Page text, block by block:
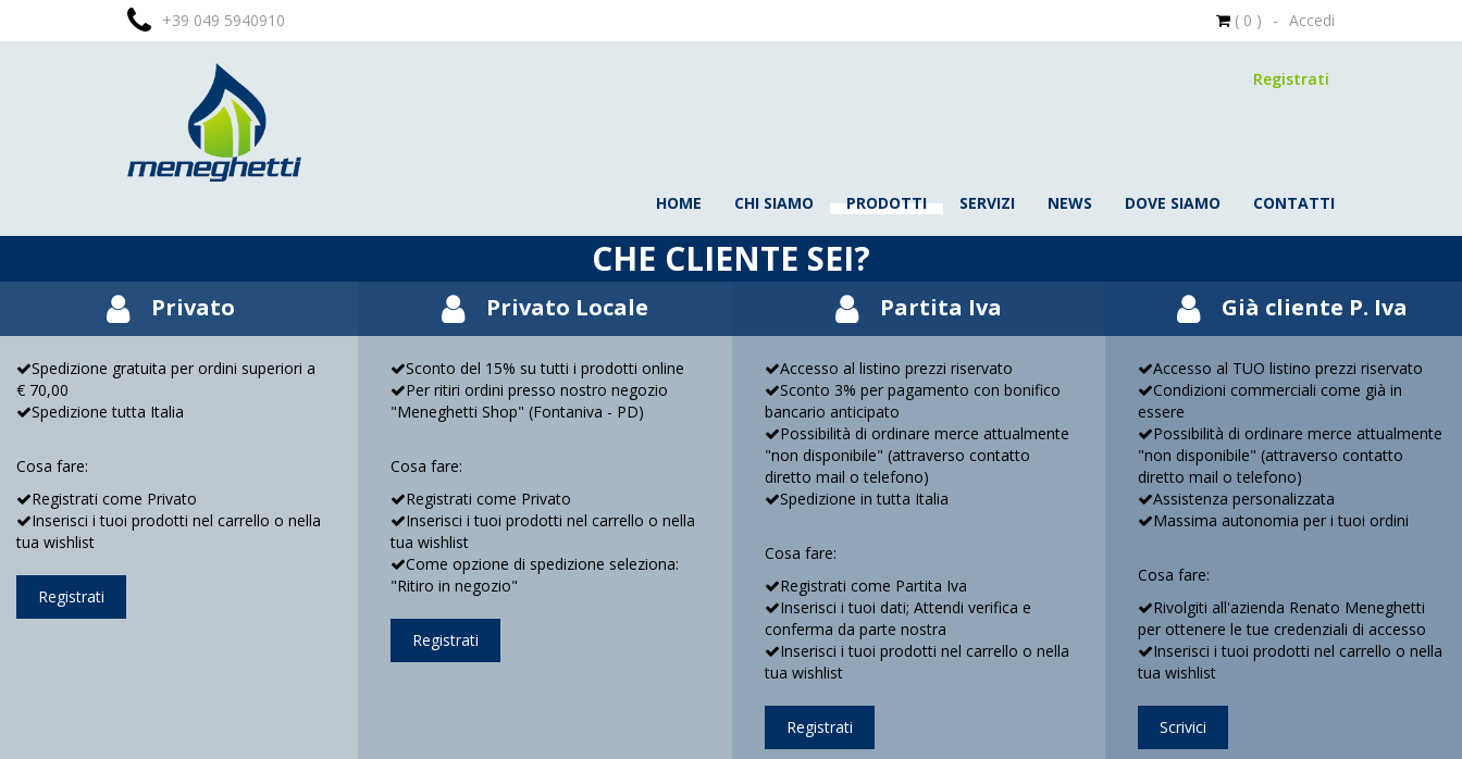
+39 049 5940910 ( 0 ) - Accedi
Registrati
HOME CHI SIAMO PRODOTTI SERVIZI NEWS DOVE SIAMO CONTATTI
CHE CLIENTE SEI?
Privato
Spedizione gratuita per ordini superiori a
€ 70,00
Spedizione tutta Italia
Cosa fare:
Registrati come Privato
Inserisci i tuoi prodotti nel carrello o nella
tua wishlist
Registrati
Privato Locale
Sconto del 15% su tutti i prodotti online
Per ritiri ordini presso nostro negozio
"Meneghetti Shop" (Fontaniva - PD)
Cosa fare:
Registrati come Privato
Inserisci i tuoi prodotti nel carrello o nella
tua wishlist
Come opzione di spedizione seleziona:
"Ritiro in negozio"
Registrati
Partita Iva
Accesso al listino prezzi riservato
Sconto 3% per pagamento con bonifico
bancario anticipato
Possibilità di ordinare merce attualmente
"non disponibile" (attraverso contatto
diretto mail o telefono)
Spedizione in tutta Italia
Cosa fare:
Registrati come Partita Iva
Inserisci i tuoi dati; Attendi verifica e
conferma da parte nostra
Inserisci i tuoi prodotti nel carrello o nella
tua wishlist
Registrati
Già cliente P. Iva
Accesso al TUO listino prezzi riservato
Condizioni commerciali come già in
essere
Possibilità di ordinare merce attualmente
"non disponibile" (attraverso contatto
diretto mail o telefono)
Assistenza personalizzata
Massima autonomia per i tuoi ordini
Cosa fare:
Rivolgiti all'azienda Renato Meneghetti
per ottenere le tue credenziali di accesso
Inserisci i tuoi prodotti nel carrello o nella
tua wishlist
Scrivici